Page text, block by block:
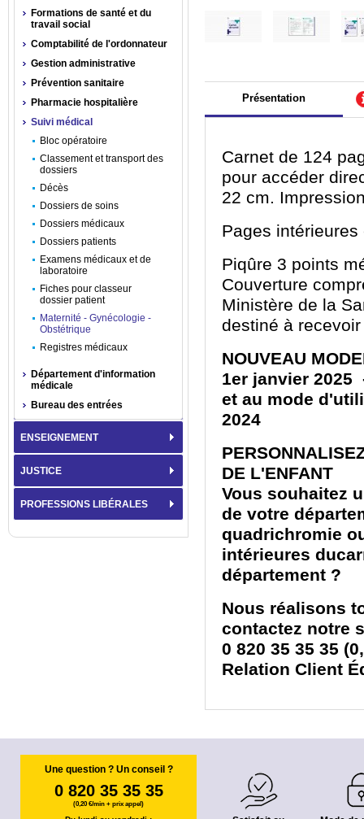
Présentation
Carnet de 124
pour accéder
22 cm.
Pages
Piqûre 3 points
Couverture
Ministère de la
destiné à
NOUVEAU
1er janvier 2025
et au mode
2024
DE L'ENFANT
Vous souhaitez
de votre
quadrichromie
intérieures
département ?
Nous réalisons
contactez notre
0 820 35 35 35
Relation Client
Formations de santé et du
travail social
Comptabilité de l'ordonnateur
Gestion administrative
Prévention sanitaire
Pharmacie hospitalière
Suivi médical
Bloc opératoire
Classement et transport des
dossiers
Décès
Dossiers de soins
Dossiers médicaux
Dossiers patients
Examens médicaux et de
laboratoire
Fiches pour classeur
dossier patient
Maternité - Gynécologie -
Obstétrique
Registres médicaux
Département d'information
médicale
Bureau des entrées
ENSEIGNEMENT
JUSTICE
PROFESSIONS LIBÉRALES
Une question ? Un conseil ?
0 820 35 35 35
(0,20 €/min + prix appel)